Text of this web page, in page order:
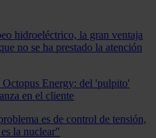
hidroeléctrico, la gran ventaja
no se ha prestado la atención
Energy: del 'pulpito'
en el cliente
es de control de tensión,
la nuclear"